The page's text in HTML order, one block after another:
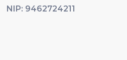
NIP: 9462724211